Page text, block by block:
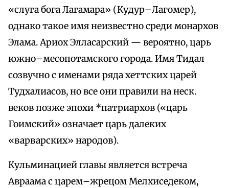
«слуга бога Лагамара» (Кудур–Лагомер),
однако такое имя неизвестно среди монархов
Элама. Ариох Элласарский — вероятно, царь
южно–месопотамского города. Имя Тидал
созвучно с именами ряда хеттских царей
Тудхалиасов, но все они правили на неск.
веков позже эпохи *патриархов («царь
Гоимский» означает царь далеких
«варварских» народов).
Кульминацией главы является встреча
Авраама с царем–жрецом Мелхиседеком,